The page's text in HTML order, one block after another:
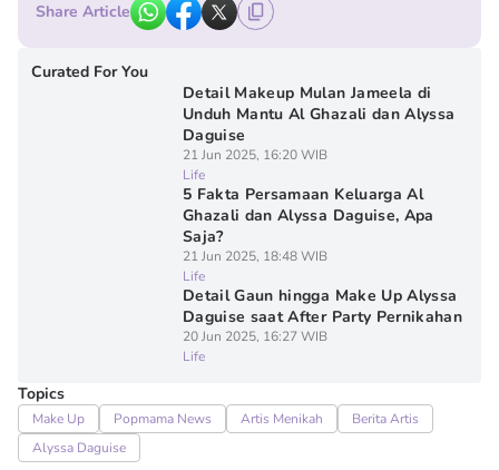
Share Article
Curated For You
Detail Makeup Mulan Jameela di
Unduh Mantu Al Ghazali dan Alyssa
Daguise
21 Jun 2025, 16:20 WIB
Life
5 Fakta Persamaan Keluarga Al
Ghazali dan Alyssa Daguise, Apa
Saja?
21 Jun 2025, 18:48 WIB
Life
Detail Gaun hingga Make Up Alyssa
Daguise saat After Party Pernikahan
20 Jun 2025, 16:27 WIB
Life
Topics
Make Up Popmama News Artis Menikah
Berita Artis
Alyssa Daguise